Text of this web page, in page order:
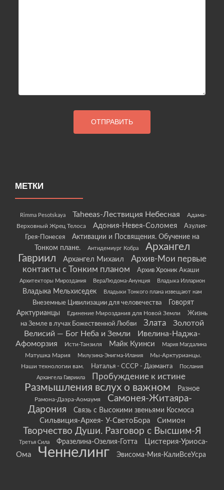
МЕТКИ
Rimma Pesotskaya Taheeas-Лествиция Небесная
Адама-
Верховный Жрец Телоса
Адония-Невея-Соломея
Азулия-
Грея-Понесея
Активации и Посвящения. Обучение на
Тонком плане.
Антидемиург Кобра
Архангел
Гавриил
Архангел Михаил
Архив-Мои первые
контакты с Тонким планом
Архив Хроник Акаши
Архитекторы Мироздания ВераЛюдома-Анунция Владыка Илларион
Владыка Мельхиседек Владыки Тонкого плана извещают нам
Внеземные Цивилизации для человечества
Говорят
Арктурианцы
Единение Мироздания для Новой Земли
Жизнь
на Земле в лучах Божественной Любви
Злата
Золотой
Велисий — Бог Неба и Земли
Ивелина-Наджа-
Афоморзия
Исти-Танзиля Майк Куинси Мария Магдалина
Матушка Мария Милузина-Энигма-Илания
Мы-Арктурианцы.
Наши технологии вам.
Наталья - СССР - Даэманта
Послания
Архангела Гавриила
Пробуждение к истине
Размышления вслух о важном Разное
Рамона-Даэра-Аомаумя
Самонея-Житаяра-
Дарония
Связь с Высокими звеньями Космоса
Сильвиция-Архея- У-СветоБора Симион
Творчество Души. Разговор с Высшим-Я
Третья Сила Фразелина-Озелия-Готта
Цистерия-Уриоса-
Ома
Ченнелинг Эвисома-Мия-КалиВсеУсра